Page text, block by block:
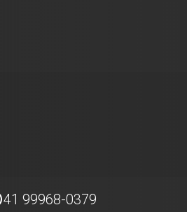
41 99968-0379